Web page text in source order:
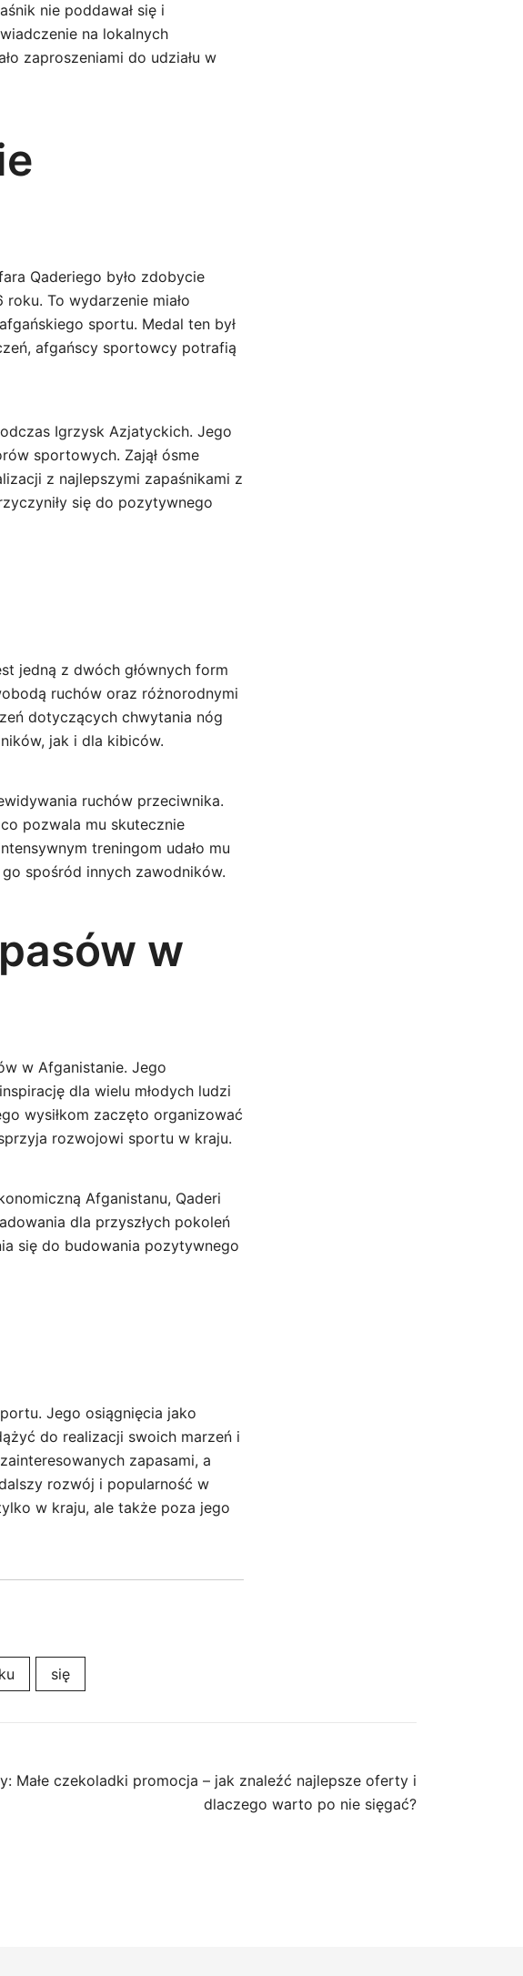
nie poddawał się i
na lokalnych
zaproszeniami do udziału w
Qaderiego było zdobycie
To wydarzenie miało
sportu. Medal ten był
afgańscy sportowcy potrafią
Igrzysk Azjatyckich. Jego
sportowych. Zajął ósme
z najlepszymi zapaśnikami z
się do pozytywnego
jedną z dwóch głównych form
ruchów oraz różnorodnymi
dotyczących chwytania nóg
jak i dla kibiców.
ruchów przeciwnika.
pozwala mu skutecznie
treningom udało mu
spośród innych zawodników.
w
w Afganistanie. Jego
dla wielu młodych ludzi
wysiłkom zaczęto organizować
rozwojowi sportu w kraju.
Afganistanu, Qaderi
dla przyszłych pokoleń
się do budowania pozytywnego
Jego osiągnięcia jako
do realizacji swoich marzeń i
zapasami, a
rozwój i popularność w
w kraju, ale także poza jego
się
Małe czekoladki promocja – jak znaleźć najlepsze oferty i
dlaczego warto po nie sięgać?